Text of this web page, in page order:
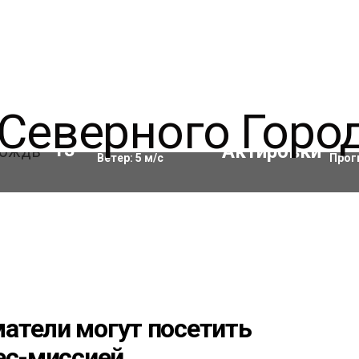
13°C Влажность:69%
Ветер: 5 м/с
могут посетить